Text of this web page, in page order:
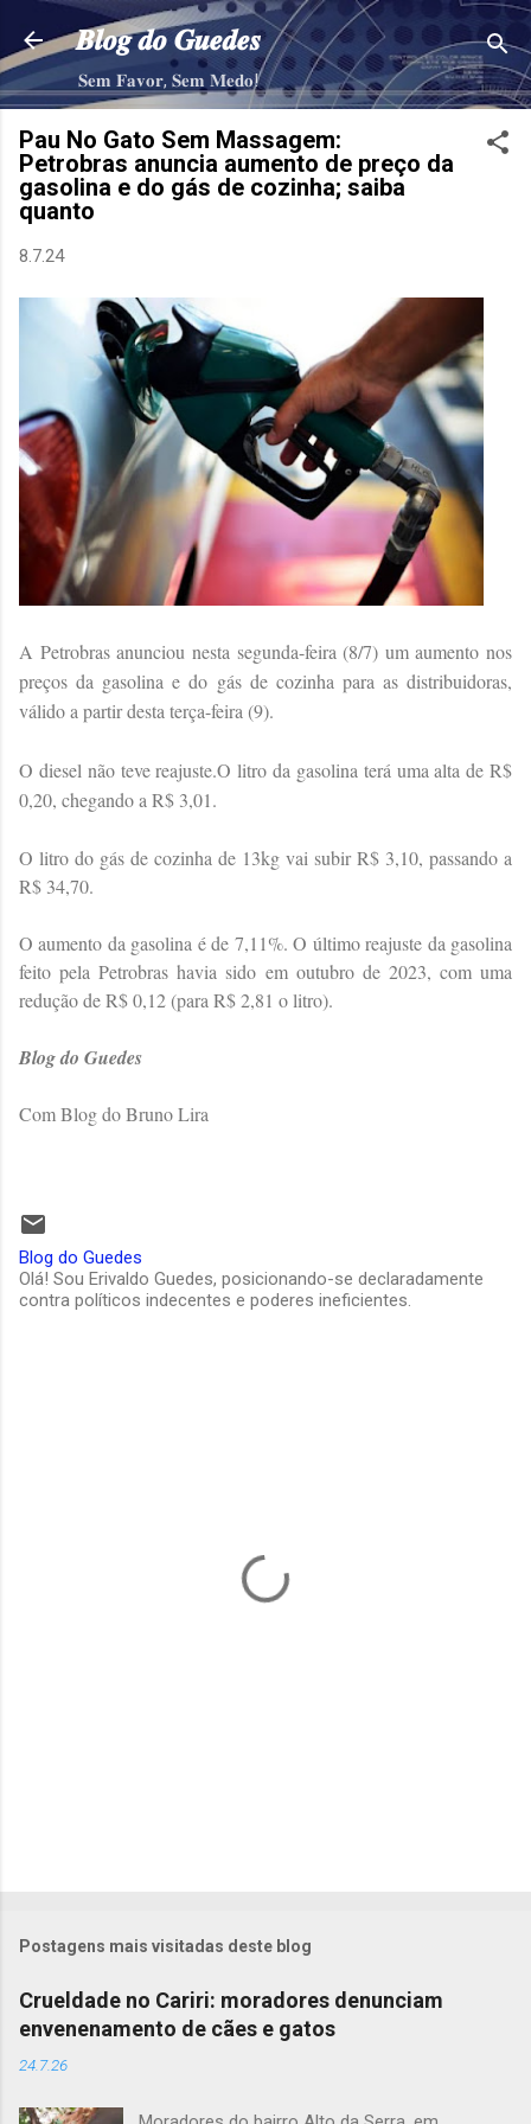
Pular para o conteúdo principal
𝑩𝒍𝒐𝒈 𝒅𝒐 𝑮𝒖𝒆𝒅𝒆𝒔
𝐒𝐞𝐦 𝐅𝐚𝐯𝐨𝐫, 𝐒𝐞𝐦 𝐌𝐞𝐝𝐨!
Pau No Gato Sem Massagem:
Petrobras anuncia aumento de preço da
gasolina e do gás de cozinha; saiba
quanto
8.7.24
A Petrobras anunciou nesta segunda-feira (8/7) um aumento nos
preços da gasolina e do gás de cozinha para as distribuidoras,
válido a partir desta terça-feira (9).
O diesel não teve reajuste.O litro da gasolina terá uma alta de R$
0,20, chegando a R$ 3,01.
O litro do gás de cozinha de 13kg vai subir R$ 3,10, passando a
R$ 34,70.
O aumento da gasolina é de 7,11%. O último reajuste da gasolina
feito pela Petrobras havia sido em outubro de 2023, com uma
redução de R$ 0,12 (para R$ 2,81 o litro).
Blog do Guedes
Com Blog do Bruno Lira
Blog do Guedes
Olá! Sou Erivaldo Guedes, posicionando-se declaradamente
contra políticos indecentes e poderes ineficientes.
Postagens mais visitadas deste blog
Crueldade no Cariri: moradores denunciam
envenenamento de cães e gatos
24.7.26